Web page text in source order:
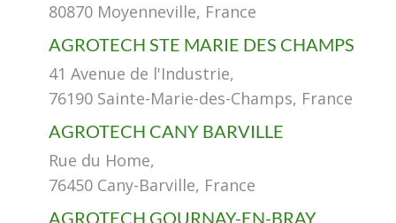
80870 Moyenneville, France
AGROTECH STE MARIE DES CHAMPS
41 Avenue de l'Industrie,
76190 Sainte-Marie-des-Champs, France
AGROTECH CANY BARVILLE
Rue du Home,
76450 Cany-Barville, France
AGROTECH GOURNAY-EN-BRAY